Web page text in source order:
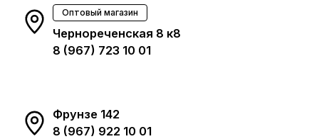
Оптовый магазин
Чернореченская 8 к8
8 (967) 723 10 01
Фрунзе 142
8 (967) 922 10 01